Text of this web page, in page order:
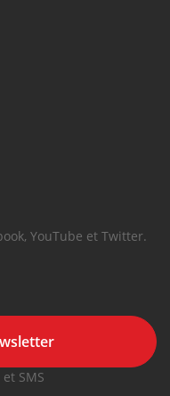
YouTube et Twitter.
SMS